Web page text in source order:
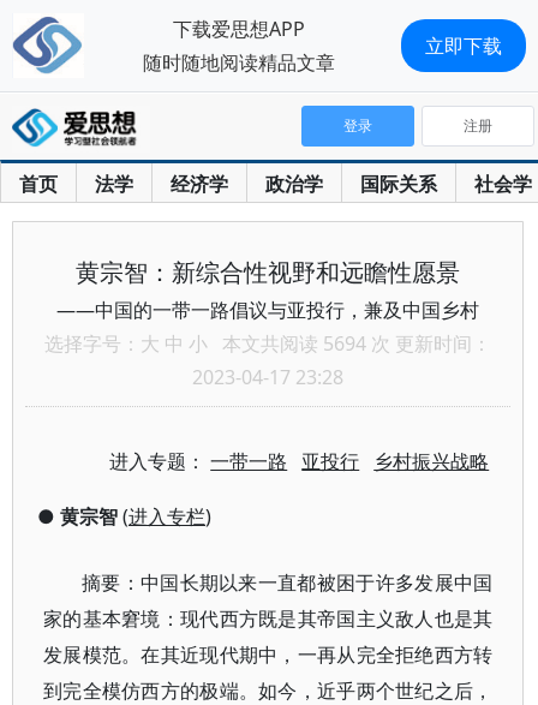
首页 法学 经济学 政治学 国际关系 社会学
登录 注册
黄宗智：新综合性视野和远瞻性愿景
——中国的一带一路倡议与亚投行，兼及中国乡村
选择字号： 大 中 小 本文共阅读 5694 次 更新时间：
2023-04-17 23:28
进入专题：一带一路 亚投行 乡村振兴战略
● 黄宗智(进入专栏)
摘要：中国长期以来一直都被困于许多发展中国
家的基本窘境：现代西方既是其帝国主义敌人也是其
发展模范。在其近现代期中，一再从完全拒绝西方转
到完全模仿西方的极端。如今，近乎两个世纪之后，
下载爱思想APP
随时随地阅读精品文章
立即下载